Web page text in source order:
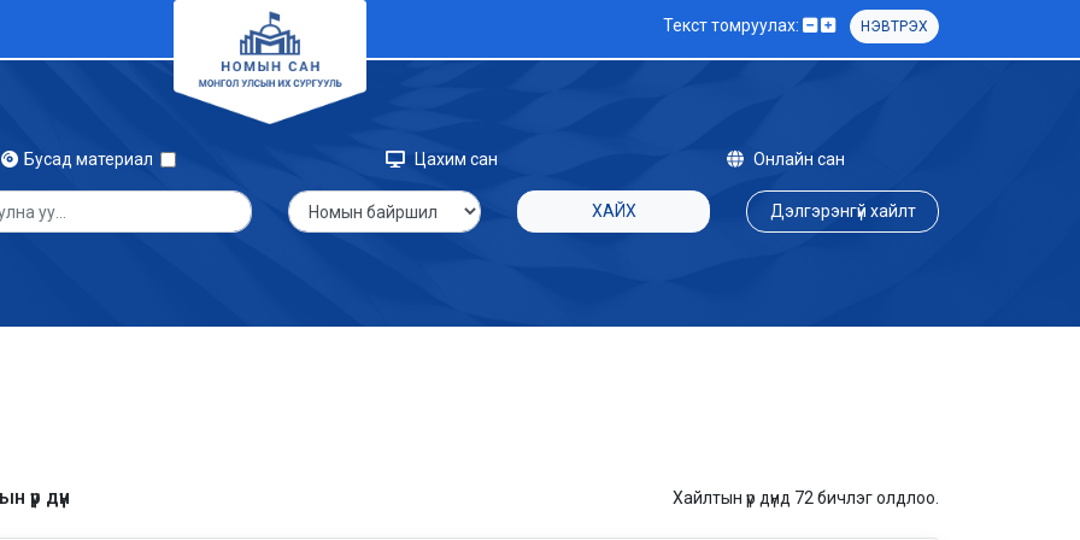
Текст томруулах: НЭВТРЭХ
Бусад материал Цахим сан Онлайн сан
ХАЙХ Дэлгэрэнгүй хайлт
үр дүн Хайлтын үр дүнд 72 бичлэг олдлоо.